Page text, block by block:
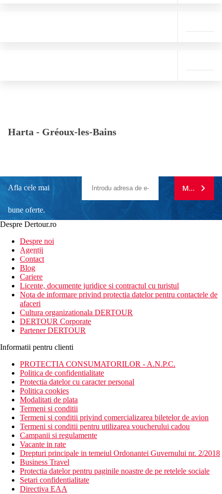
Harta - Gréoux-les-Bains
Afla cele mai
bune oferte.
newsletter!
MA
Despre Dertour.ro
Despre noi
Agentii
Contact
Blog
Cariere
Licente, documente juridice si contractul cu turistul
Nota de informare privind protectia datelor pentru contactele de
afaceri
Cultura organizationala DERTOUR
DERTOUR Corporate
Partener DERTOUR
Informatii pentru clienti
PROTECTIA CONSUMATORILOR - A.N.P.C.
Politica de confidentialitate
Protectia datelor cu caracter personal
Politica cookies
Modalitati de plata
Termeni si conditii
Termeni si conditii privind comercializarea biletelor de avion
Termeni si conditii pentru utilizarea voucherului cadou
Campanii si regulamente
Vacante in rate
Drepturi principale in temeiul Ordonantei Guvernului nr. 2/2018
Business Travel
Protectia datelor pentru paginile noastre de pe retelele sociale
Setari confidentialitate
Directiva EAA